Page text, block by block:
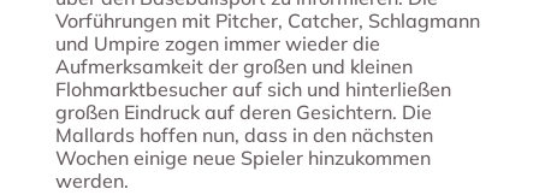
Vorführungen mit Pitcher, Catcher, Schlagmann
und Umpire zogen immer wieder die
Aufmerksamkeit der großen und kleinen
Flohmarktbesucher auf sich und hinterließen
großen Eindruck auf deren Gesichtern. Die
Mallards hoffen nun, dass in den nächsten
Wochen einige neue Spieler hinzukommen
werden.